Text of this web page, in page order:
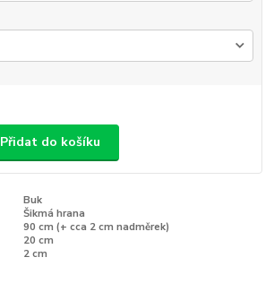
Přidat do košíku
Buk
Šikmá hrana
90 cm (+ cca 2 cm nadměrek)
20 cm
2 cm